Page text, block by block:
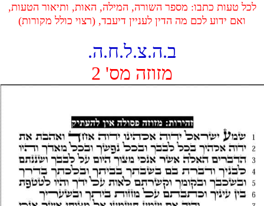
לכל טעות כתבו: מספר השורה, המילה, האות, ותיאור הטעות,
ואם ידוע לכם מה הדין לעניין דיעבד, (רצוי כולל מקורות)
ב.ה.צ.ל.ח.ה.
מזוזה מס' 2